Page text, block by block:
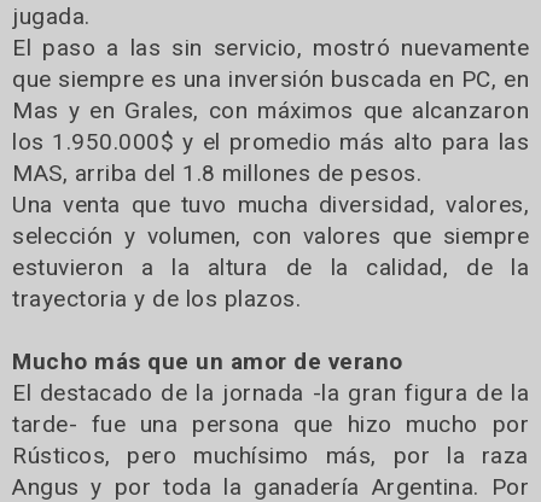
jugada.
El paso a las sin servicio, mostró nuevamente
que siempre es una inversión buscada en PC, en
Mas y en Grales, con máximos que alcanzaron
los 1.950.000$ y el promedio más alto para las
MAS, arriba del 1.8 millones de pesos.
Una venta que tuvo mucha diversidad, valores,
selección y volumen, con valores que siempre
estuvieron a la altura de la calidad, de la
trayectoria y de los plazos.
Mucho más que un amor de verano
El destacado de la jornada -la gran figura de la
tarde- fue una persona que hizo mucho por
Rústicos, pero muchísimo más, por la raza
Angus y por toda la ganadería Argentina. Por